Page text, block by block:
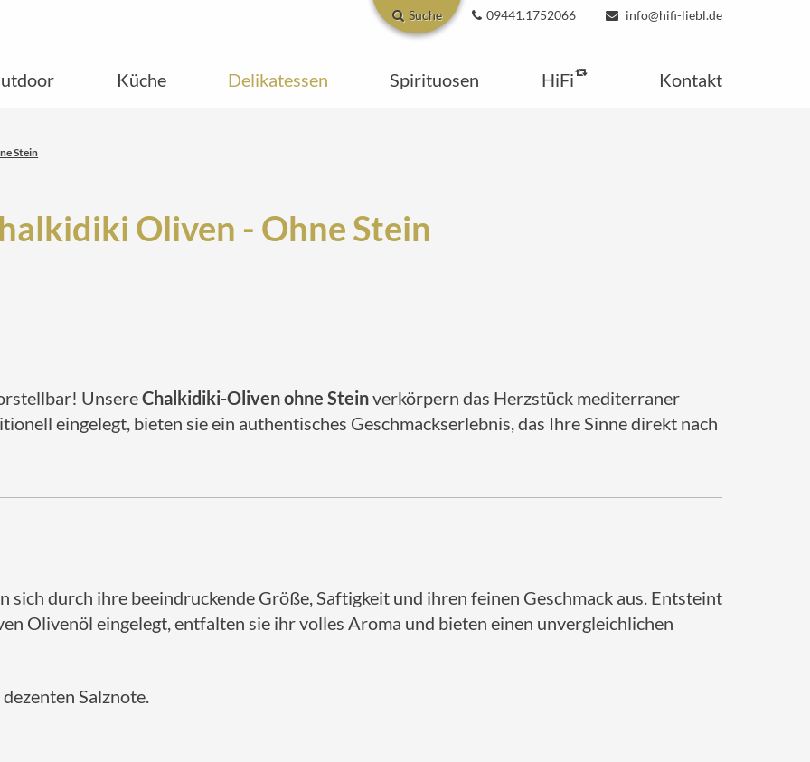
Suche 09441.1752066 info@hifi-liebl.de
Küche Delikatessen Spirituosen HiFi Kontakt
Stein
Oliven - Ohne Stein
UnsereChalkidiki-Oliven ohne Steinverkörpern das Herzstück mediterraner
eingelegt, bieten sie ein authentisches Geschmackserlebnis, das Ihre Sinne direkt nach
durch ihre beeindruckende Größe, Saftigkeit und ihren feinen Geschmack aus. Entsteint
Olivenöl eingelegt, entfalten sie ihr volles Aroma und bieten einen unvergleichlichen
Salznote.